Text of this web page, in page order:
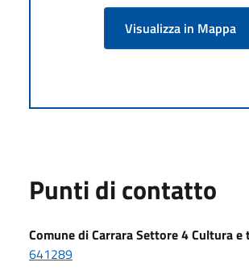
Visualizza in Mappa
Punti di contatto
Comune di Carrara Settore 4 Cultura e
641289